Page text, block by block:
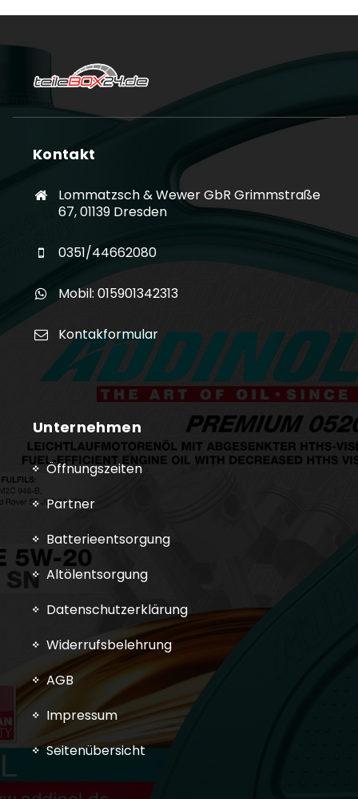
Kontakt
Lommatzsch & Wewer GbR Grimmstraße
67, 01139 Dresden
0351/44662080
Mobil: 015901342313
Kontakformular
Unternehmen
Öffnungszeiten
Partner
Batterieentsorgung
Altölentsorgung
Datenschutzerklärung
Widerrufsbelehrung
AGB
Impressum
Seitenübersicht